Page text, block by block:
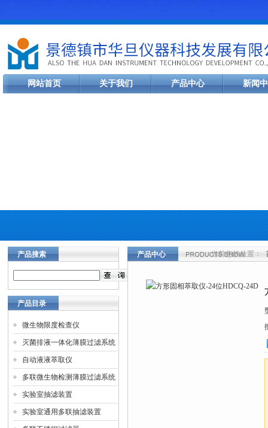
网站首页 关于我们 产品中心 新闻
产品搜索
产品目录
微生物限度检查仪
灭菌排液一体化薄膜过滤系统
自动液液萃取仪
多联微生物检测薄膜过滤系统
实验室抽滤装置
实验室通用多联抽滤装置
产品中心 当前您的位置：